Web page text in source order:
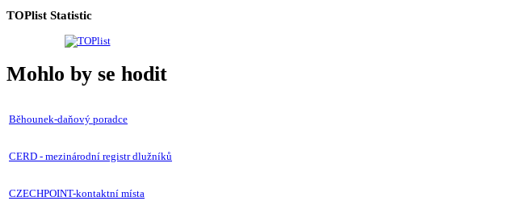
TOPlist Statistic
Mohlo by se hodit
Běhounek-daňový poradce
CERD - mezinárodní registr dlužníků
CZECHPOINT-kontaktní místa